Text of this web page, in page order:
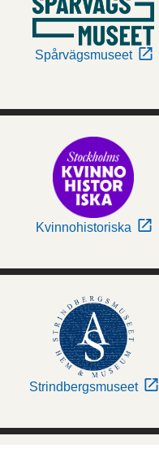
Spårvägsmuseet
Kvinnohistoriska
Strindbergsmuseet